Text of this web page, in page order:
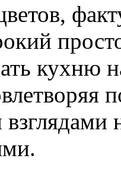
кухню